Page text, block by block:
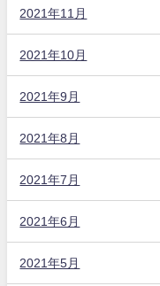
2021年11月
2021年10月
2021年9月
2021年8月
2021年7月
2021年6月
2021年5月